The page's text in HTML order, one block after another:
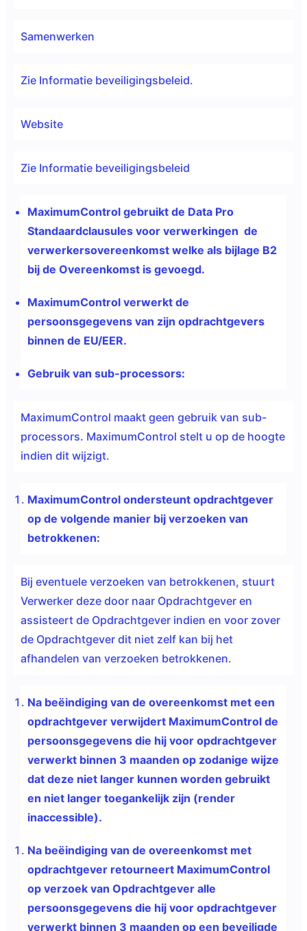
Samenwerken
Zie Informatie beveiligingsbeleid.
Website
Zie Informatie beveiligingsbeleid
MaximumControl gebruikt de Data Pro
Standaardclausules voor verwerkingen de
verwerkersovereenkomst welke als bijlage B2
bij de Overeenkomst is gevoegd.
MaximumControl verwerkt de
persoonsgegevens van zijn opdrachtgevers
binnen de EU/EER.
Gebruik van sub-processors:
MaximumControl maakt geen gebruik van sub-
processors. MaximumControl stelt u op de hoogte
indien dit wijzigt.
MaximumControl ondersteunt opdrachtgever
op de volgende manier bij verzoeken van
betrokkenen:
Bij eventuele verzoeken van betrokkenen, stuurt
Verwerker deze door naar Opdrachtgever en
assisteert de Opdrachtgever indien en voor zover
de Opdrachtgever dit niet zelf kan bij het
afhandelen van verzoeken betrokkenen.
Na beëindiging van de overeenkomst met een
opdrachtgever verwijdert MaximumControl de
persoonsgegevens die hij voor opdrachtgever
verwerkt binnen 3 maanden op zodanige wijze
dat deze niet langer kunnen worden gebruikt
en niet langer toegankelijk zijn (render
inaccessible).
Na beëindiging van de overeenkomst met
opdrachtgever retourneert MaximumControl
op verzoek van Opdrachtgever alle
persoonsgegevens die hij voor opdrachtgever
verwerkt binnen 3 maanden op een beveiligde